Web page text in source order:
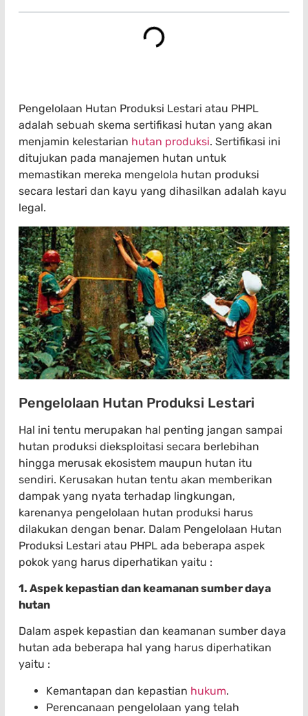
Pengelolaan Hutan Produksi Lestari atau PHPL
adalah sebuah skema sertifikasi hutan yang akan
menjamin kelestarian hutan produksi. Sertifikasi ini
ditujukan pada manajemen hutan untuk
memastikan mereka mengelola hutan produksi
secara lestari dan kayu yang dihasilkan adalah kayu
legal.
Pengelolaan Hutan Produksi Lestari
Hal ini tentu merupakan hal penting jangan sampai
hutan produksi dieksploitasi secara berlebihan
hingga merusak ekosistem maupun hutan itu
sendiri. Kerusakan hutan tentu akan memberikan
dampak yang nyata terhadap lingkungan,
karenanya pengelolaan hutan produksi harus
dilakukan dengan benar. Dalam Pengelolaan Hutan
Produksi Lestari atau PHPL ada beberapa aspek
pokok yang harus diperhatikan yaitu :
1. Aspek kepastian dan keamanan sumber daya
hutan
Dalam aspek kepastian dan keamanan sumber daya
hutan ada beberapa hal yang harus diperhatikan
yaitu :
Kemantapan dan kepastian hukum.
Perencanaan pengelolaan yang telah